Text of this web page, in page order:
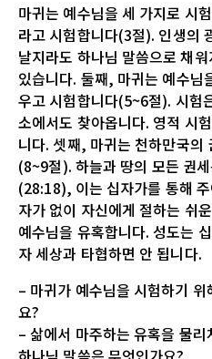
마귀는 예수님을 세 가지로 시
라고 시험합니다(3절). 인생의
날지라도 하나님 말씀으로 채
있습니다. 둘째, 마귀는 예수님
우고 시험합니다(5~6절). 시험
소에서도 찾아옵니다. 영적 시
니다. 셋째, 마귀는 천하만국의
(8~9절). 하늘과 땅의 모든 권
(28:18), 이는 십자가를 통해
자가 없이 자신에게 절하는 쉬
예수님을 유혹합니다. 성도는
자 세상과 타협하면 안 됩니다.
– 마귀가 예수님을 시험하기
요?
– 삶에서 마주하는 유혹을 물